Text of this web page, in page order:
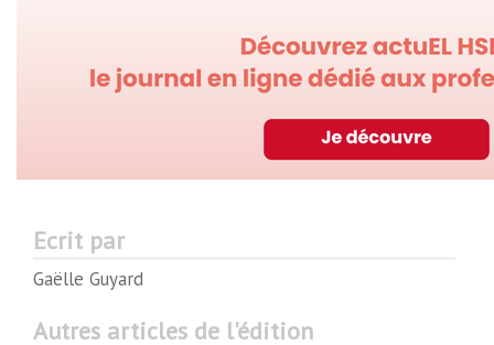
Ecrit par
Gaëlle Guyard
Autres articles de l'édition